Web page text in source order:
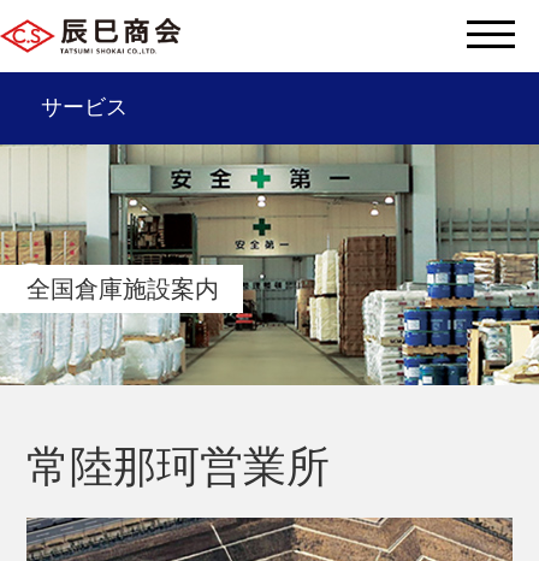
辰巳商会を知る
サービス一覧
会社情報
サステナビリティ
辰巳グループ
採用情報
サービス
全国倉庫施設案内
常陸那珂営業所